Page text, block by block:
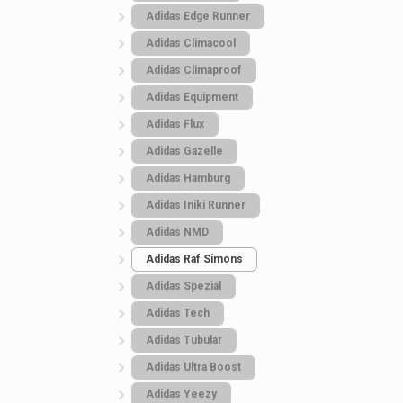
Термо
грн.
Freshgoods Black
Adidas Edge Runner
Adidas Climacool
Adidas Climaproof
Adidas Equipment
Adidas Flux
Adidas Gazelle
Adidas Hamburg
Adidas Iniki Runner
Adidas NMD
Adidas Raf Simons
Adidas Spezial
Adidas Tech
Adidas Tubular
Adidas Ultra Boost
Adidas Yeezy